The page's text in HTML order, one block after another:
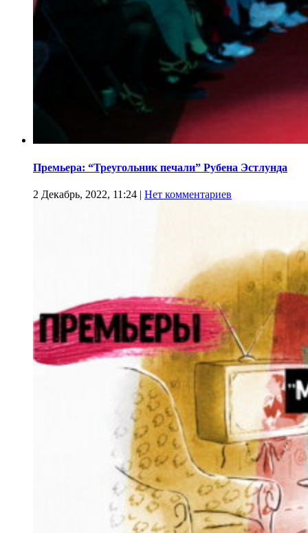
Премьера: “Треугольник печали” Рубена Эстлунда
2 Декабрь, 2022, 11:24 | Нет комментариев